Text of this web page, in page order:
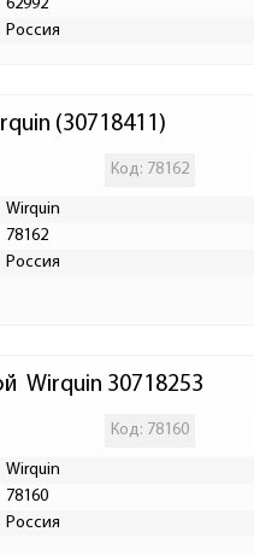
62992
Россия
(30718411)
Код: 78162
Wirquin
78162
Россия
Wirquin 30718253
Код: 78160
Wirquin
78160
Россия